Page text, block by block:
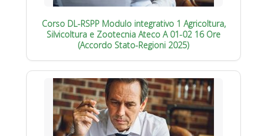
Corso DL-RSPP Modulo integrativo 1 Agricoltura,
Silvicoltura e Zootecnia Ateco A 01-02 16 Ore
(Accordo Stato-Regioni 2025)